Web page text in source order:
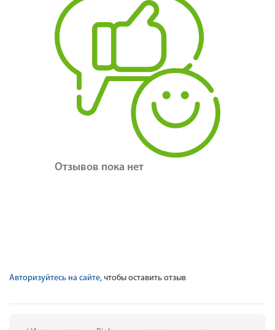
Отзывов пока нет
Авторизуйтесь на сайте, чтобы оставить отзыв